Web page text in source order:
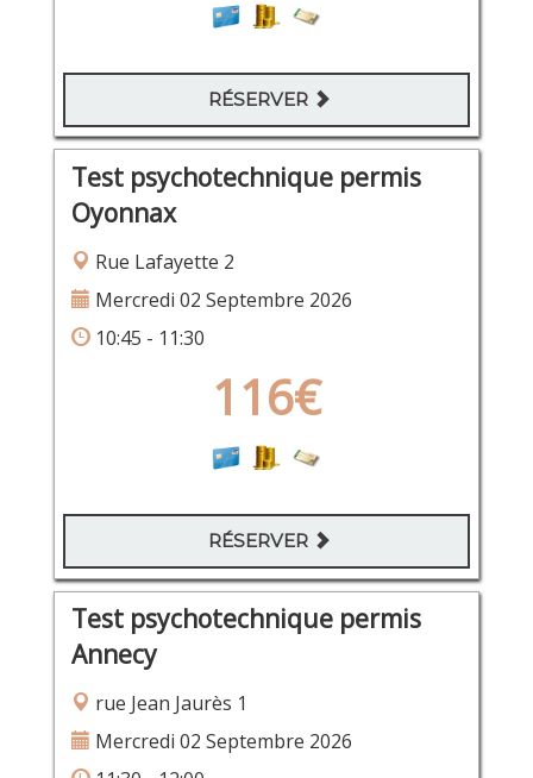
RÉSERVER
Test psychotechnique permis
Oyonnax
Rue Lafayette 2
Mercredi 02 Septembre 2026
10:45 - 11:30
116€
RÉSERVER
Test psychotechnique permis
Annecy
rue Jean Jaurès 1
Mercredi 02 Septembre 2026